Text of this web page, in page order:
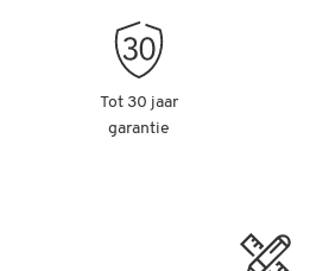
Tot 30 jaar
garantie